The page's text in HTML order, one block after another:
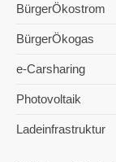
BürgerÖkostrom
BürgerÖkogas
e-Carsharing
Photovoltaik
Ladeinfrastruktur